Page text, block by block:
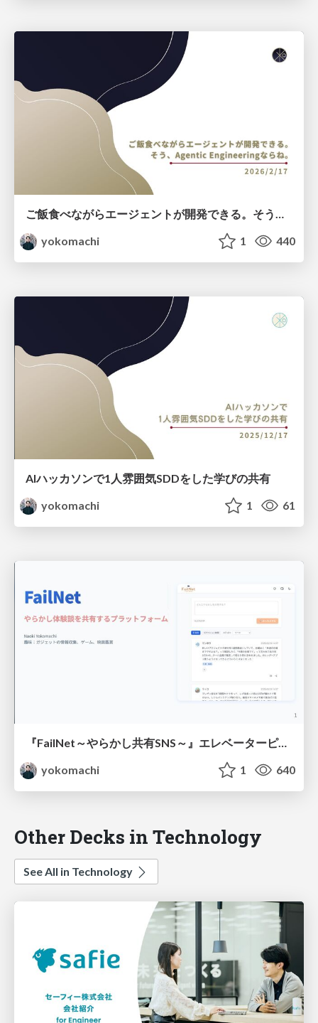
yokomachi
1 440
AIハッカソンで1人雰囲気SDDをした学びの共有
yokomachi
1 61
『FailNet～やらかし共有SNS～』エレベーターピッチ
yokomachi
1 640
Other Decks in Technology
See All in Technology